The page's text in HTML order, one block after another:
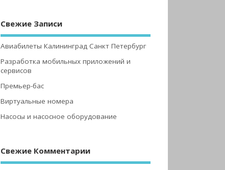
Свежие Записи
Авиабилеты Калининград Санкт Петербург
Разработка мобильных приложений и
сервисов
Премьер-бас
Виртуальные номера
Насосы и насосное оборудование
Свежие Комментарии